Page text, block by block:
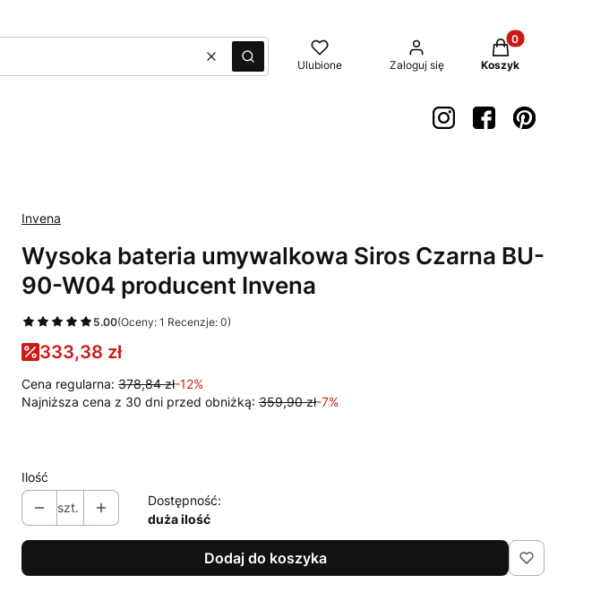
WyczyśćSzukaj Ulubione Zaloguj się
Produkty w
Koszyk
Invena
Wysoka bateria umywalkowa Siros Czarna BU-
90-W04 producent Invena
5.00(Oceny: 1 Recenzje: 0)
333,38 zł
Cena regularna: 378,84 zł-12%
Najniższa cena z 30 dni przed obniżką: 359,90 zł-7%
Ilość
szt.
Dostępność:
duża ilość
Dodaj do koszyka